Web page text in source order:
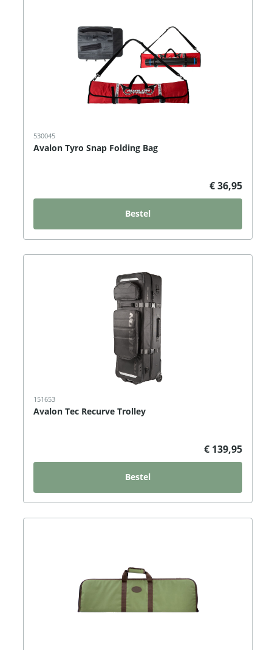
530045
Avalon Tyro Snap Folding Bag
€ 36,95
Bestel
151653
Avalon Tec Recurve Trolley
€ 139,95
Bestel